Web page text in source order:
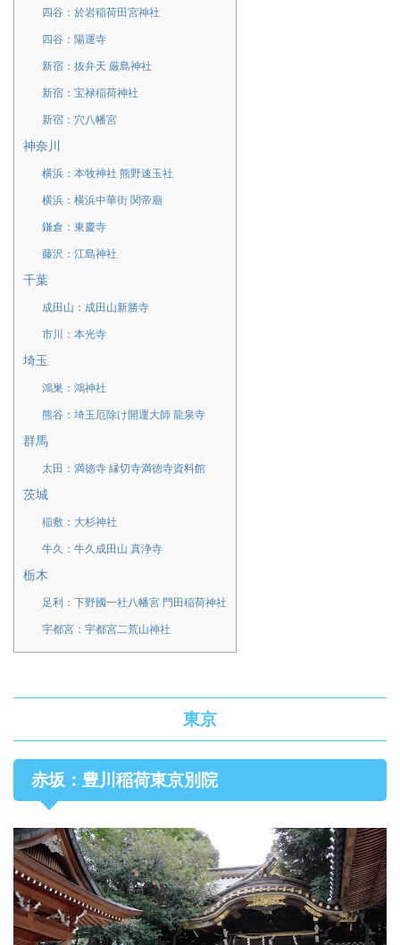
四谷：於岩稲荷田宮神社
四谷：陽運寺
新宿：抜弁天 厳島神社
新宿：宝禄稲荷神社
新宿：穴八幡宮
神奈川
横浜：本牧神社 熊野速玉社
横浜：横浜中華街 関帝廟
鎌倉：東慶寺
藤沢：江島神社
千葉
成田山：成田山新勝寺
市川：本光寺
埼玉
鴻巣：鴻神社
熊谷：埼玉厄除け開運大師 龍泉寺
群馬
太田：満徳寺 縁切寺満徳寺資料館
茨城
稲敷：大杉神社
牛久：牛久成田山 真浄寺
栃木
足利：下野國一社八幡宮 門田稲荷神社
宇都宮：宇都宮二荒山神社
東京
赤坂：豊川稲荷東京別院